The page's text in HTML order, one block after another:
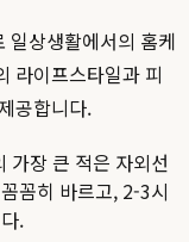
일상생활에서의 홈케
라이프스타일과 피
공합니다.
가장 큰 적은 자외선
꼼히 바르고, 2-3시
.